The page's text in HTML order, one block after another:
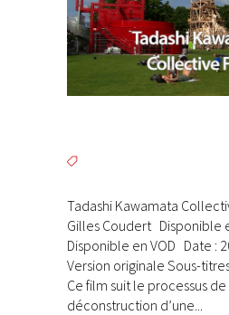
Tadashi Kawamata
Gilles Coudert Disponible
Disponible en VOD Date :
Version originale Sous-
Ce film suit le processus
déconstruction d’une...